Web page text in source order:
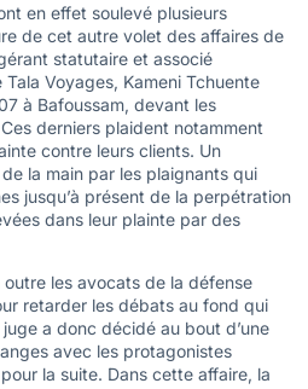
en effet soulevé plusieurs
de cet autre volet des affaires de
statutaire et associé
Voyages, Kameni Tchuente
à Bafoussam, devant les
derniers plaident notamment
contre leurs clients. Un
la main par les plaignants qui
jusqu’à présent de la perpétration
dans leur plainte par des
les avocats de la défense
retarder les débats au fond qui
a donc décidé au bout d’une
avec les protagonistes
la suite. Dans cette affaire, la